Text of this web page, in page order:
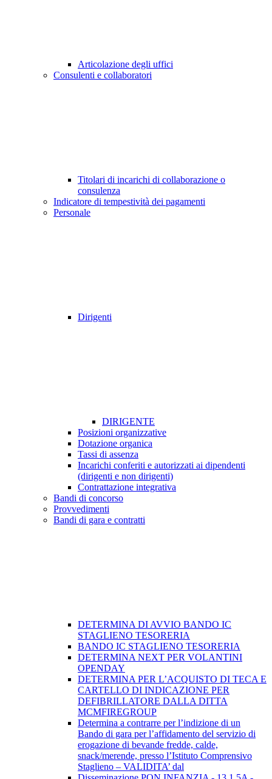
Articolazione degli uffici
Consulenti e collaboratori
Titolari di incarichi di collaborazione o
consulenza
Indicatore di tempestività dei pagamenti
Personale
Dirigenti
DIRIGENTE
Posizioni organizzative
Dotazione organica
Tassi di assenza
Incarichi conferiti e autorizzati ai dipendenti
(dirigenti e non dirigenti)
Contrattazione integrativa
Bandi di concorso
Provvedimenti
Bandi di gara e contratti
DETERMINA DI AVVIO BANDO IC
STAGLIENO TESORERIA
BANDO IC STAGLIENO TESORERIA
DETERMINA NEXT PER VOLANTINI
OPENDAY
DETERMINA PER L’ACQUISTO DI TECA E
CARTELLO DI INDICAZIONE PER
DEFIBRILLATORE DALLA DITTA
MCMFIREGROUP
Determina a contrarre per l’indizione di un
Bando di gara per l’affidamento del servizio di
erogazione di bevande fredde, calde,
snack/merende, presso l’Istituto Comprensivo
Staglieno – VALIDITA’ dal